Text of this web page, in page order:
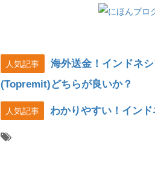
人気記事
海外送金！インドネ
(Topremit)どちらが良いか？
人気記事 わかりやすい！インド